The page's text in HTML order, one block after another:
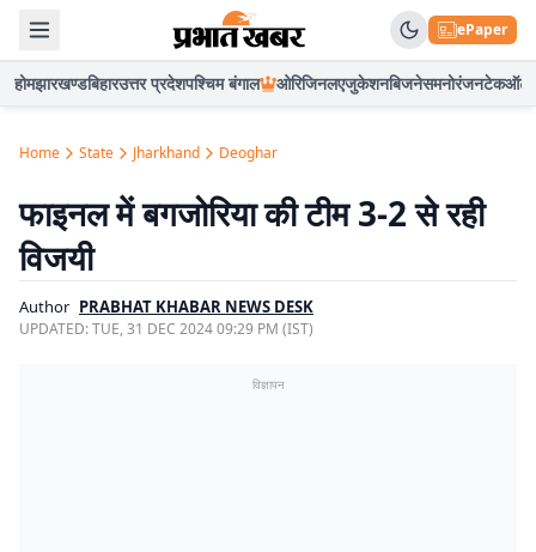
ePaper
होमझारखण्डबिहारउत्तर प्रदेशपश्चिम बंगाल ओरिजिनलएजुकेशनबिजनेसमनोरंजनटेकऑटो
Home State Jharkhand Deoghar
फाइनल में बगजोरिया की टीम 3-2 से रही
विजयी
Author PRABHAT KHABAR NEWS DESK
UPDATED:TUE, 31 DEC 2024 09:29 PM (IST)
विज्ञापन